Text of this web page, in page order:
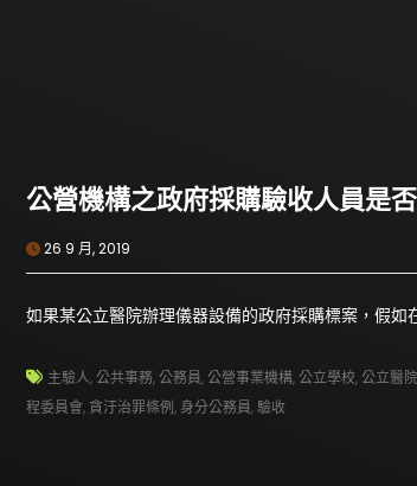
公營機構之政府採購驗收人員是
26 9 月, 2019
如果某公立醫院辦理儀器設備的政府採購標案，假
主驗人,公共事務,公務員,公營事業機構,公立學校,公立醫院
程委員會, 貪汙治罪條例,身分公務員,驗收